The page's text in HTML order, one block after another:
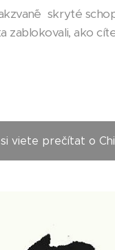
skryté
zablokovali, ako
viete prečítat o